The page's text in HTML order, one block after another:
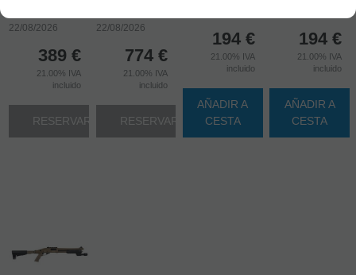
22/08/2026
389 €
21.00% IVA
incluido
RESERVAR
22/08/2026
774 €
21.00% IVA
incluido
RESERVAR
194 €
21.00% IVA
incluido
AÑADIR A
CESTA
194 €
21.00% IVA
incluido
AÑADIR A
CESTA